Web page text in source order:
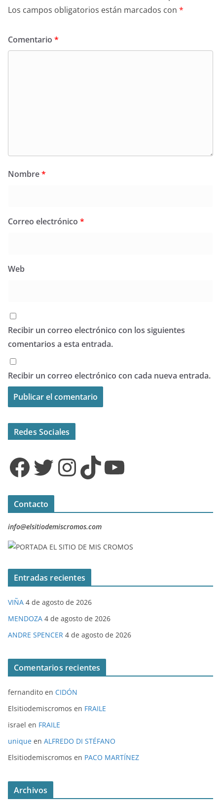
Los campos obligatorios están marcados con *
Comentario *
Nombre*
Correo electrónico *
Web
Recibir un correo electrónico con los siguientes
comentarios a esta entrada.
Recibir un correo electrónico con cada nueva entrada.
Redes Sociales
Facebook Twitter InstagramTikTok YouTube
Contacto
info@elsitiodemiscromos.com
Entradas recientes
VIÑA 4 de agosto de 2026
MENDOZA 4 de agosto de 2026
ANDRE SPENCER 4 de agosto de 2026
Comentarios recientes
fernandito en CIDÓN
Elsitiodemiscromos en FRAILE
israel en FRAILE
unique en ALFREDO DI STÉFANO
Elsitiodemiscromos en PACO MARTÍNEZ
Archivos